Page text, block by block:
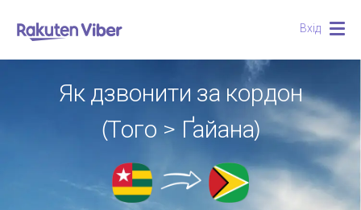
Вхід
Як дзвонити за кордон
(Того > Ґайана)